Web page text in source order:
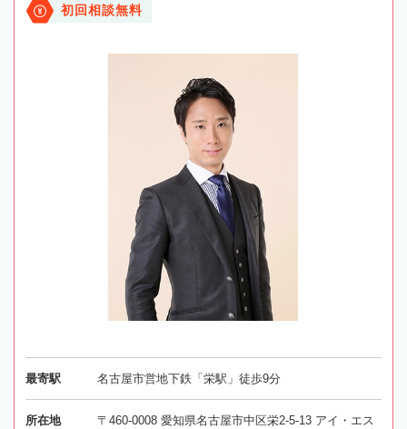
初回相談無料
最寄駅 名古屋市営地下鉄「栄駅」徒歩9分
所在地
〒460-0008 愛知県名古屋市中区栄2-5-13 アイ・エス